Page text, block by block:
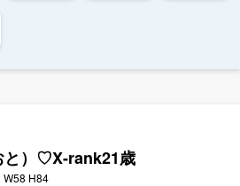
と）♡X-rank21歳
W58 H84